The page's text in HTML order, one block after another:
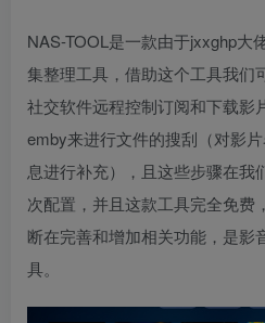
NAS-TOOL是一款由于jxxghp大
集整理工具，借助这个工具我们
社交软件远程控制订阅和下载影
emby来进行文件的搜刮（对影
息进行补充），且这些步骤在我
次配置，并且这款工具完全免费
断在完善和增加相关功能，是影
具。